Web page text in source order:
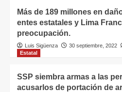
Más de 189 millones en
entes estatales y Lima
preocupación.
Luis Sigüenza 30 septiembre, 2022
Estatal
SSP siembra armas a las
acusarlos de portación de